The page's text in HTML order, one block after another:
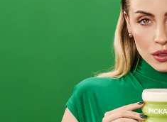
Lemoniada Sunset
Paradise 40G Lemonade
Party Mokate